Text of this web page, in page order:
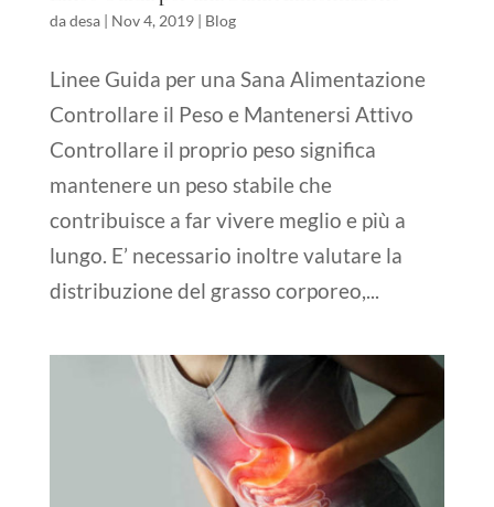
dadesa| Nov 4, 2019| Blog
Linee Guida per una Sana Alimentazione
Controllare il Peso e Mantenersi Attivo
Controllare il proprio peso significa
mantenere un peso stabile che
contribuisce a far vivere meglio e più a
lungo. E’ necessario inoltre valutare la
distribuzione del grasso corporeo,...